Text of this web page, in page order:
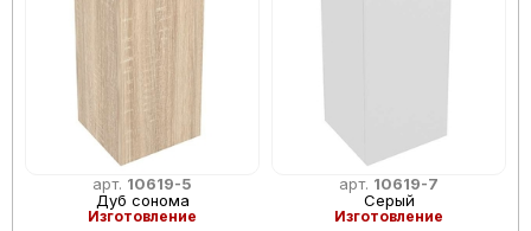
арт. 10619-5
Дуб сонома
Изготовление
арт. 10619-7
Серый
Изготовление